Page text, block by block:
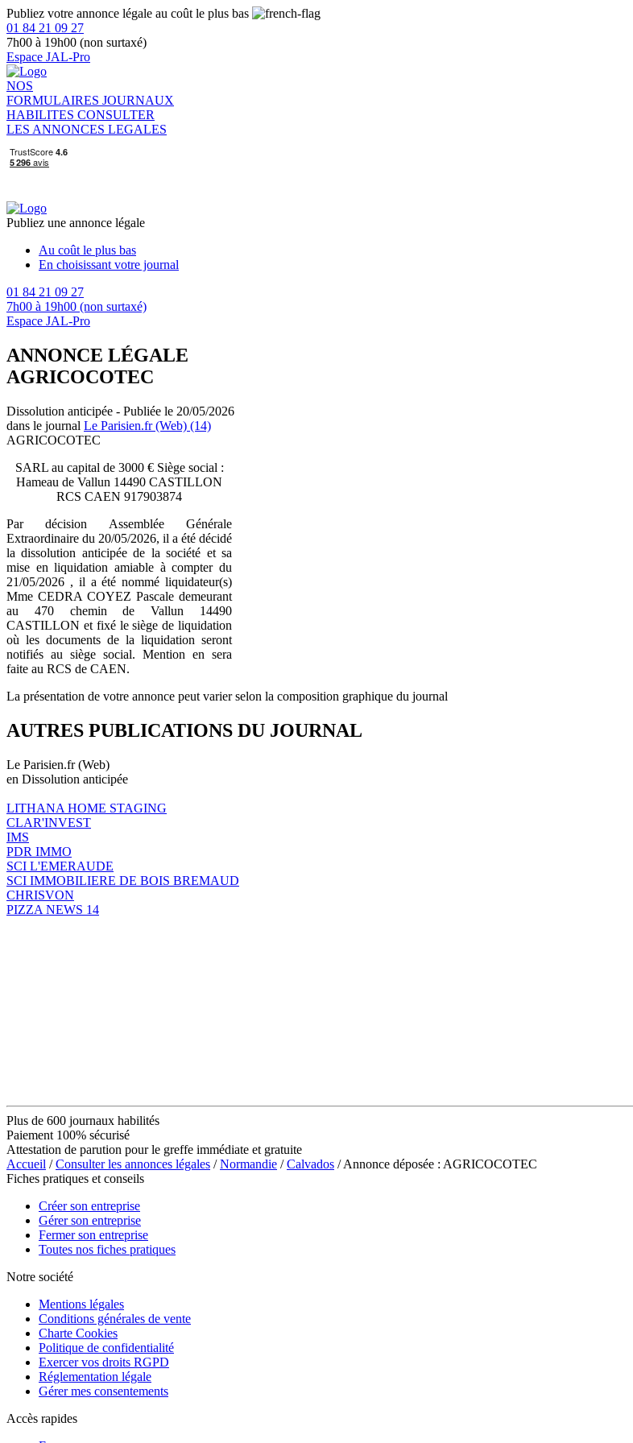
Publiez votre annonce légale au coût le plus bas
01 84 21 09 27
7h00 à 19h00 (non surtaxé)
Espace JAL-Pro
NOS
FORMULAIRES JOURNAUX
HABILITES CONSULTER
LES ANNONCES LEGALES
Publiez une annonce légale
Au coût le plus bas
En choisissant votre journal
01 84 21 09 27
7h00 à 19h00 (non surtaxé)
Espace JAL-Pro
ANNONCE LÉGALE
AGRICOCOTEC
Dissolution anticipée - Publiée le 20/05/2026
dans le journal Le Parisien.fr (Web) (14)
AGRICOCOTEC
SARL au capital de 3000 € Siège social :
Hameau de Vallun 14490 CASTILLON
RCS CAEN 917903874
Par décision Assemblée Générale
Extraordinaire du 20/05/2026, il a été décidé
la dissolution anticipée de la société et sa
mise en liquidation amiable à compter du
21/05/2026 , il a été nommé liquidateur(s)
Mme CEDRA COYEZ Pascale demeurant
au 470 chemin de Vallun 14490
CASTILLON et fixé le siège de liquidation
où les documents de la liquidation seront
notifiés au siège social. Mention en sera
faite au RCS de CAEN.
La présentation de votre annonce peut varier selon la composition graphique du journal
AUTRES PUBLICATIONS DU JOURNAL
Le Parisien.fr (Web)
en Dissolution anticipée
LITHANA HOME STAGING
CLAR'INVEST
IMS
PDR IMMO
SCI L'EMERAUDE
SCI IMMOBILIERE DE BOIS BREMAUD
CHRISVON
PIZZA NEWS 14
Plus de 600 journaux habilités
Paiement 100% sécurisé
Attestation de parution pour le greffe immédiate et gratuite
Accueil /Consulter les annonces légales /Normandie /Calvados / Annonce déposée : AGRICOCOTEC
Fiches pratiques et conseils
Créer son entreprise
Gérer son entreprise
Fermer son entreprise
Toutes nos fiches pratiques
Notre société
Mentions légales
Conditions générales de vente
Charte Cookies
Politique de confidentialité
Exercer vos droits RGPD
Réglementation légale
Gérer mes consentements
Accès rapides